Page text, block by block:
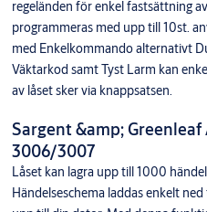
regeländen för enkel fastsättning
programmeras med upp till 10st.
med Enkelkommando alternativt
Väktarkod samt Tyst Larm kan
av låset sker via knappsatsen.
Sargent &amp;
3006/3007
Låset kan lagra upp till 1000
Händelseschema laddas enkelt